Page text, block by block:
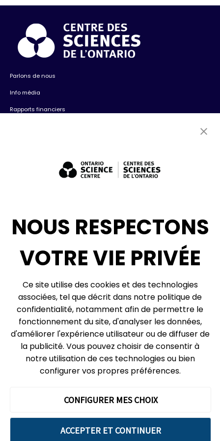
Parlons de nous
Info média
Rapports financiers
Expositions : ventes et location + consultation
Infolettre
© 2026, Centre des sciences de l’Ontario, un organisme du gouvernement de
l’Ontario. Tous droits réservés.
Plan du site
Préférences relatives aux témoins
Expédition et réception :
777, rue Bay, boîte postale 151
Toronto (Ontario)
wendat et de la Nation anichinabée qui inclut la Première Nation des
Mississaugas de Credit et les Chippewas.
Nous reconnaissons que ces terres abritent de nombreux peuples
distincts des Premières Nations, Inuit et Métis. Notre gratitude pour la
NOUS RESPECTONS
VOTRE VIE PRIVÉE
Ce site utilise des cookies et des technologies
associées, tel que décrit dans notre politique de
confidentialité, notamment afin de permettre le
fonctionnement du site, d'analyser les données,
d'améliorer l'expérience utilisateur ou de diffuser de
la publicité. Vous pouvez choisir de consentir à
notre utilisation de ces technologies ou bien
configurer vos propres préférences.
CONFIGURER MES CHOIX
ACCEPTER ET CONTINUER